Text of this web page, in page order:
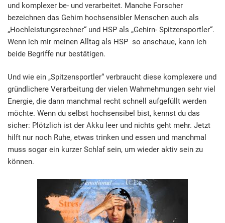
und komplexer be- und verarbeitet. Manche Forscher
bezeichnen das Gehirn hochsensibler Menschen auch als
„Hochleistungsrechner“ und HSP als „Gehirn- Spitzensportler“.
Wenn ich mir meinen Alltag als HSP so anschaue, kann ich
beide Begriffe nur bestätigen.
Und wie ein „Spitzensportler“ verbraucht diese komplexere und
gründlichere Verarbeitung der vielen Wahrnehmungen sehr viel
Energie, die dann manchmal recht schnell aufgefüllt werden
möchte. Wenn du selbst hochsensibel bist, kennst du das
sicher: Plötzlich ist der Akku leer und nichts geht mehr. Jetzt
hilft nur noch Ruhe, etwas trinken und essen und manchmal
muss sogar ein kurzer Schlaf sein, um wieder aktiv sein zu
können.